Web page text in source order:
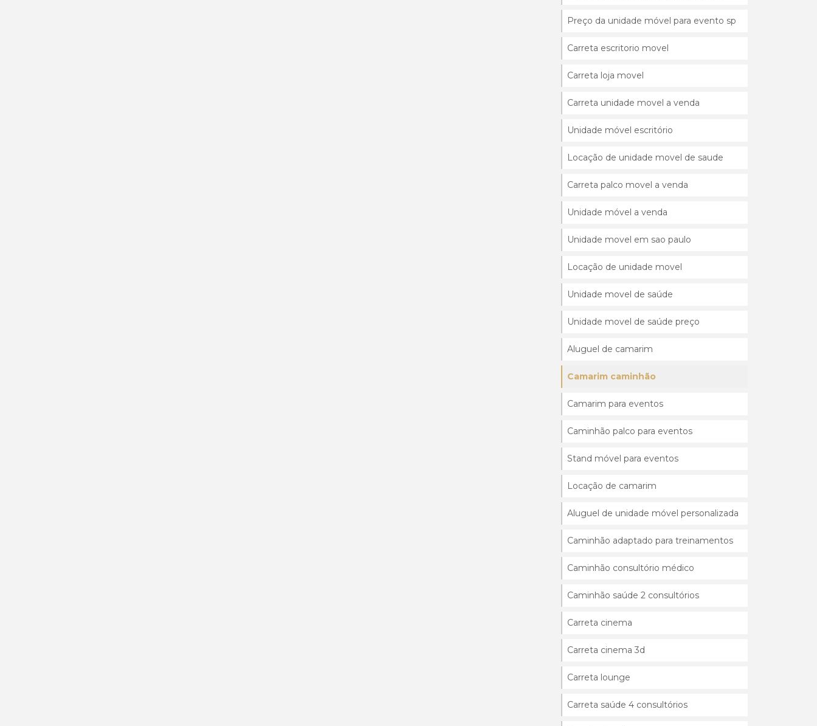
Preço da unidade móvel para evento sp
Carreta escritorio movel
Carreta loja movel
Carreta unidade movel a venda
Unidade móvel escritório
Locação de unidade movel de saude
Carreta palco movel a venda
Unidade móvel a venda
Unidade movel em sao paulo
Locação de unidade movel
Unidade movel de saúde
Unidade movel de saúde preço
Aluguel de camarim
Camarim caminhão
Camarim para eventos
Caminhão palco para eventos
Stand móvel para eventos
Locação de camarim
Aluguel de unidade móvel personalizada
Caminhão adaptado para treinamentos
Caminhão consultório médico
Caminhão saúde 2 consultórios
Carreta cinema
Carreta cinema 3d
Carreta lounge
Carreta saúde 4 consultórios